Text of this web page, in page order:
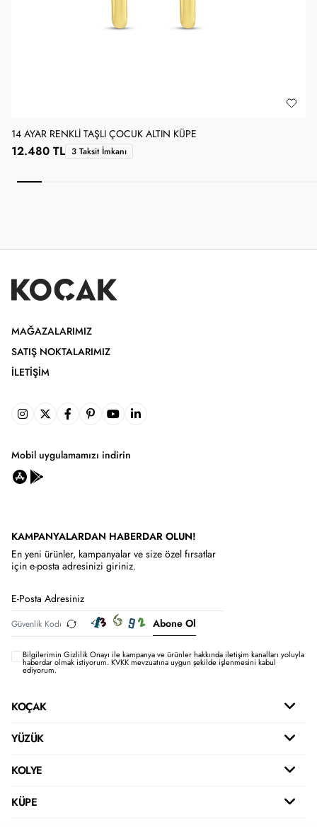
14 AYAR RENKLI TAŞLI ÇOCUK ALTIN KÜPE
12.480 TL 3 Taksit İmkanı
MAĞAZALARIMIZ
SATIŞ NOKTALARIMIZ
İLETIŞIM
Mobil uygulamamızı indirin
KAMPANYALARDAN HABERDAR OLUN!
En yeni ürünler, kampanyalar ve size özel fırsatlar
için e-posta adresinizi giriniz.
Abone Ol
Bilgilerimin Gizlilik Onayı ile kampanya ve ürünler hakkında iletişim kanalları yoluyla
haberdar olmak istiyorum.KVKK mevzuatına uygun şekilde işlenmesini kabul
ediyorum.
KOÇAK
YÜZÜK
KOLYE
KÜPE